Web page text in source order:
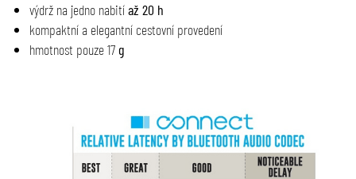
výdrž na jedno nabitíaž 20 h
kompaktní a elegantní cestovní provedení
hmotnost pouze 17g